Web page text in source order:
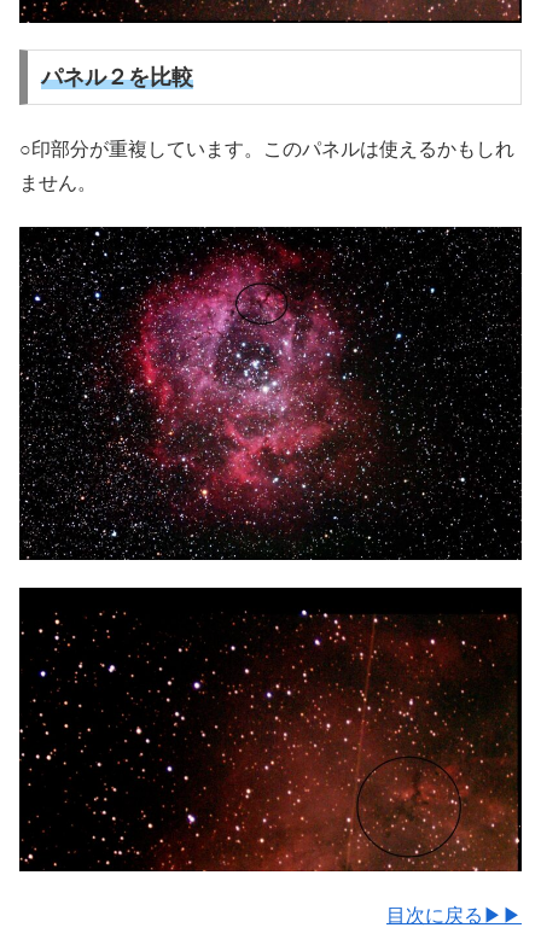
パネル２を比較
○印部分が重複しています。このパネルは使えるかもしれ
ません。
目次に戻る▶▶